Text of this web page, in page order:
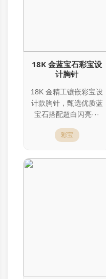
18K 金蓝宝石彩宝设
计胸针
18K 金精工镶嵌彩宝设
计款胸针，甄选优质蓝
宝石搭配超白闪亮···
彩宝